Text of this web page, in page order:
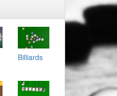
Billiards